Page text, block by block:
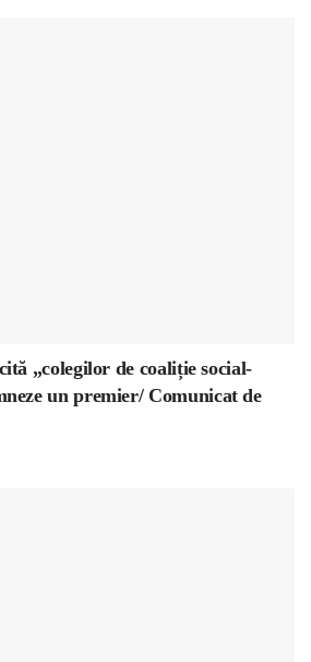
„colegilor de coaliție social-
un premier/ Comunicat de